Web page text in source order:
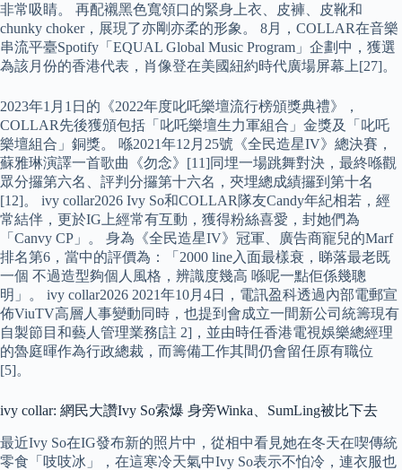
非常吸睛。 再配襯黑色寬領口的緊身上衣、皮褲、皮靴和
chunky choker，展現了亦剛亦柔的形象。 8月，COLLAR在音樂
串流平臺Spotify「EQUAL Global Music Program」企劃中，獲選
為該月份的香港代表，肖像登在美國紐約時代廣場屏幕上[27]。
2023年1月1日的《2022年度叱吒樂壇流行榜頒獎典禮》，
COLLAR先後獲頒包括「叱吒樂壇生力軍組合」金獎及「叱吒
樂壇組合」銅獎。 喺2021年12月25號《全民造星IV》總決賽，
蘇雅琳演譯一首歌曲《勿念》[11]同埋一場跳舞對決，最終喺觀
眾分攞第六名、評判分攞第十六名，夾埋總成績攞到第十名
[12]。 ivy collar2026 Ivy So和COLLAR隊友Candy年紀相若，經
常結伴，更於IG上經常有互動，獲得粉絲喜愛，封她們為
「Canvy CP」。 身為《全民造星IV》冠軍、廣告商寵兒的Marf
排名第6，當中的評價為：「2000 line入面最樣衰，睇落最老既
一個 不過造型夠個人風格，辨識度幾高 喺呢一點佢係幾聰
明」。 ivy collar2026 2021年10月4日，電訊盈科透過內部電郵宣
佈ViuTV高層人事變動同時，也提到會成立一間新公司統籌現有
自製節目和藝人管理業務[註 2]，並由時任香港電視娛樂總經理
的魯庭暉作為行政總裁，而籌備工作其間仍會留任原有職位
[5]。
ivy collar: 網民大讚Ivy So索爆 身旁Winka、SumLing被比下去
最近Ivy So在IG發布新的照片中，從相中看見她在冬天在喫傳統
零食「吱吱冰」，在這寒冷天氣中Ivy So表示不怕冷，連衣服也